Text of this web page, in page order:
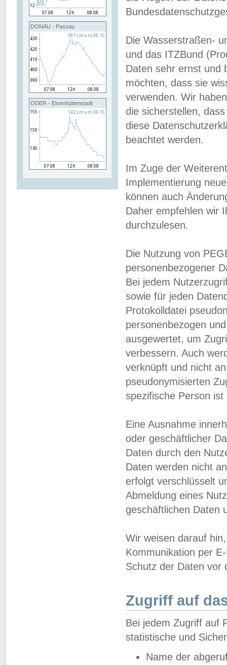
DONAU - Passau
ODER - Eisenhüttenstadt
Die Wasserstraßen-
und das ITZBund
Daten sehr ernst und
möchten, dass sie
verwenden. Wir
die sicherstellen,
diese
beachtet werden.
Im Zuge der
Implementierung
können auch
Daher empfehlen wir
durchzulesen.
Die Nutzung von
personenbezogener
Bei jedem
sowie für jeden
Protokolldatei
personenbezogen
ausgewertet, um
verbessern. Auch
verknüpft und nicht
pseudonymisierten
spezifische Person
Eine Ausnahme
oder geschäftlicher
Daten durch den
Daten werden nicht
erfolgt verschlüsselt
Abmeldung eines
geschäftlichen Daten
Wir weisen darauf
Kommunikation per
Schutz der Daten vor
Zugriff auf
Bei jedem Zugriff auf
statistische und
Name der